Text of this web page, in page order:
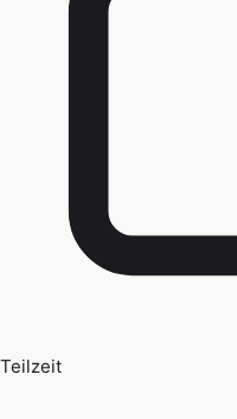
Teilzeit